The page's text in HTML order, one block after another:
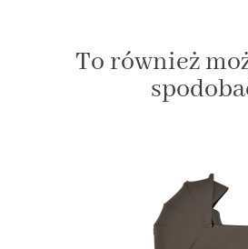
To również